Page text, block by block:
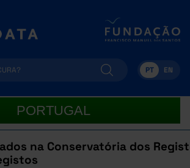
PT EN
PORTUGAL
na Conservatória dos